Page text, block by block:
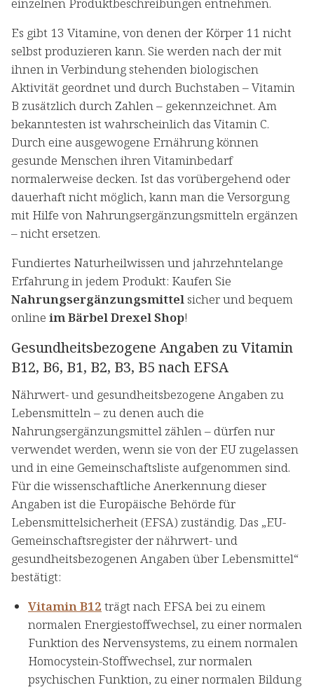
einzelnen Produktbeschreibungen entnehmen.
Es gibt 13 Vitamine, von denen der Körper 11 nicht
selbst produzieren kann. Sie werden nach der mit
ihnen in Verbindung stehenden biologischen
Aktivität geordnet und durch Buchstaben – Vitamin
B zusätzlich durch Zahlen – gekennzeichnet. Am
bekanntesten ist wahrscheinlich das Vitamin C.
Durch eine ausgewogene Ernährung können
gesunde Menschen ihren Vitaminbedarf
normalerweise decken. Ist das vorübergehend oder
dauerhaft nicht möglich, kann man die Versorgung
mit Hilfe von Nahrungsergänzungsmitteln ergänzen
– nicht ersetzen.
Fundiertes Naturheilwissen und jahrzehntelange
Erfahrung in jedem Produkt: Kaufen Sie
Nahrungsergänzungsmittel sicher und bequem
online im Bärbel Drexel Shop!
Gesundheitsbezogene Angaben zu Vitamin
B12, B6, B1, B2, B3, B5 nach EFSA
Nährwert- und gesundheitsbezogene Angaben zu
Lebensmitteln – zu denen auch die
Nahrungsergänzungsmittel zählen – dürfen nur
verwendet werden, wenn sie von der EU zugelassen
und in eine Gemeinschaftsliste aufgenommen sind.
Für die wissenschaftliche Anerkennung dieser
Angaben ist die Europäische Behörde für
Lebensmittelsicherheit (EFSA) zuständig. Das „EU-
Gemeinschaftsregister der nährwert- und
gesundheitsbezogenen Angaben über Lebensmittel“
bestätigt:
Vitamin B12 trägt nach EFSA bei zu einem
normalen Energiestoffwechsel, zu einer normalen
Funktion des Nervensystems, zu einem normalen
Homocystein-Stoffwechsel, zur normalen
psychischen Funktion, zu einer normalen Bildung